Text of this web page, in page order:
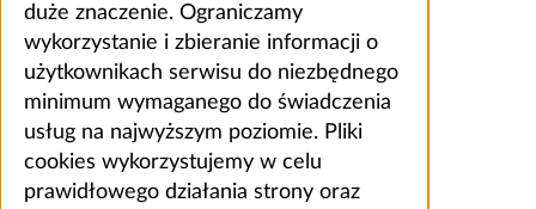
duże znaczenie. Ograniczamy
wykorzystanie i zbieranie informacji o
użytkownikach serwisu do niezbędnego
minimum wymaganego do świadczenia
usług na najwyższym poziomie. Pliki
cookies wykorzystujemy w celu
prawidłowego działania strony oraz